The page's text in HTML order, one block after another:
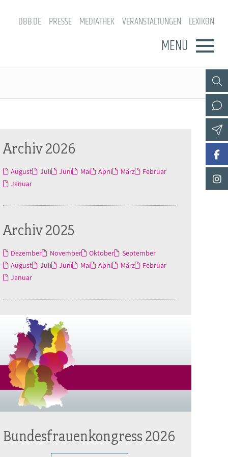
DBB.DE PRESSE MEDIATHEK VERANSTALTUNGEN LEXIKON
MENÜ
Archiv 2026
August Juli Juni Mai April März
Februar
Januar
Archiv 2025
Dezember November Oktober
September
August
Juli Juni Mai April März
Februar
Januar
Bundesfrauenkongress 2026